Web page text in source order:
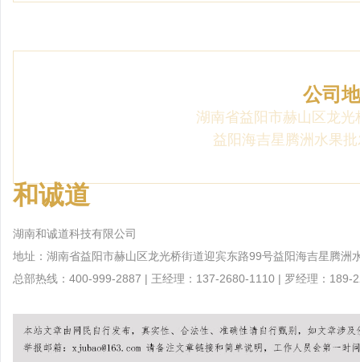
公司
湖南省益阳市赫山区龙
益阳海吉星腾洲水果
和诚道
湖南和诚道科技有限公司
地址：湖南省益阳市赫山区龙光桥街道迎宾东路99号益阳海吉星腾洲
总部热线：400-999-2887 | 王经理：137-2680-1110 | 罗经理：189-